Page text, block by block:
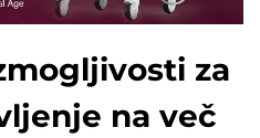
za
na več